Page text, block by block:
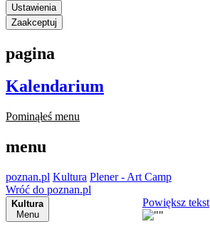
Ustawienia
Zaakceptuj
pagina
Kalendarium
Pominąłeś menu
menu
poznan.pl Kultura Plener - Art Camp
Wróć do poznan.pl
Kultura
Menu
Powiększ tekst